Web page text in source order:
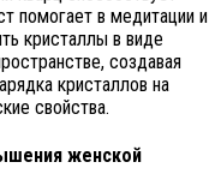
помогает в медитации и
кристаллы в виде
создавая
кристаллов на
свойства.
женской